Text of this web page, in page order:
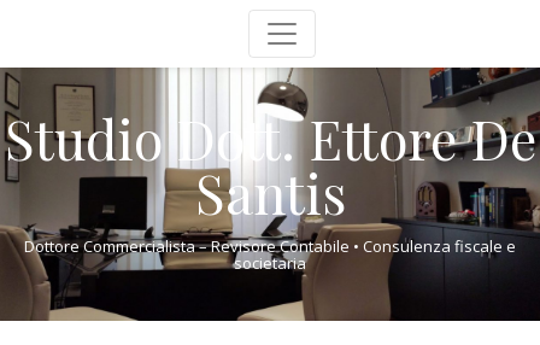
Studio Dott. Ettore De
Santis
Dottore Commercialista – Revisore Contabile • Consulenza fiscale e
societaria